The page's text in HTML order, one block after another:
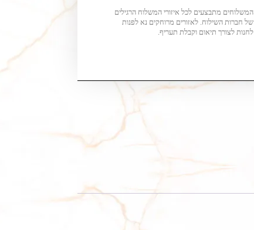
המשלוחים מתבצעים לכל איזורי המשלוח הרגילים
של חברות השילוח. לאזורים מרוחקים נא לפנות
לחנות לצורך תיאום וקבלת תעריף.